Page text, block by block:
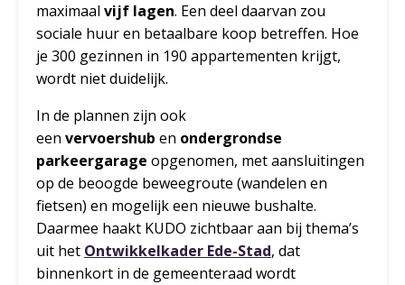
maximaal vijf lagen. Een deel daarvan zou
sociale huur en betaalbare koop betreffen. Hoe
je 300 gezinnen in 190 appartementen krijgt,
wordt niet duidelijk.
In de plannen zijn ook
een vervoershub en ondergrondse
parkeergarage opgenomen, met aansluitingen
op de beoogde beweegroute (wandelen en
fietsen) en mogelijk een nieuwe bushalte.
Daarmee haakt KUDO zichtbaar aan bij thema’s
uit het Ontwikkelkader Ede-Stad, dat
binnenkort in de gemeenteraad wordt